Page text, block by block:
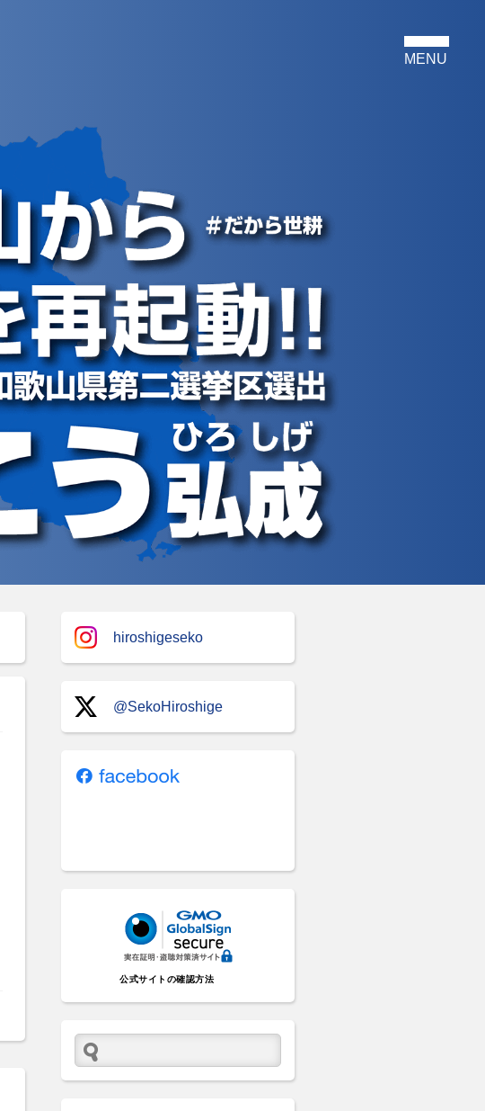
hiroshigeseko
@SekoHiroshige
公式サイトの確認方法